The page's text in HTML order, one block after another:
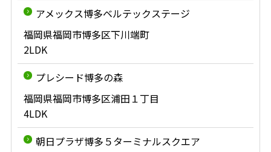
アメックス博多ベルテックステージ
福岡県福岡市博多区下川端町
2LDK
プレシード博多の森
福岡県福岡市博多区浦田１丁目
4LDK
朝日プラザ博多５ターミナルスクエア